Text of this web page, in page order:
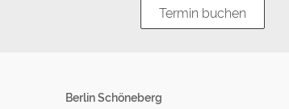
Termin buchen
Berlin Schöneberg